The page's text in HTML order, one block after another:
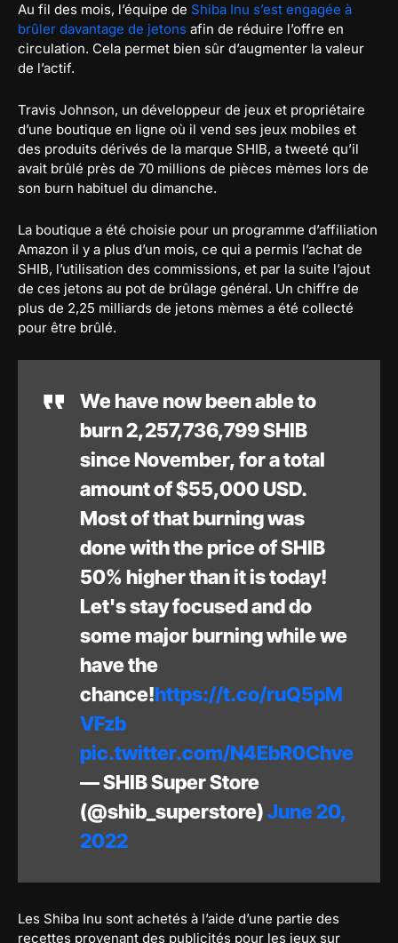
Au fil des mois, l’équipe de Shiba Inu s’est engagée à
brûler davantage de jetons afin de réduire l’offre en
circulation. Cela permet bien sûr d’augmenter la valeur
de l’actif.
Travis Johnson, un développeur de jeux et propriétaire
d’une boutique en ligne où il vend ses jeux mobiles et
des produits dérivés de la marque SHIB, a tweeté qu’il
avait brûlé près de 70 millions de pièces mèmes lors de
son burn habituel du dimanche.
La boutique a été choisie pour un programme d’affiliation
Amazon il y a plus d’un mois, ce qui a permis l’achat de
SHIB, l’utilisation des commissions, et par la suite l’ajout
de ces jetons au pot de brûlage général. Un chiffre de
plus de 2,25 milliards de jetons mèmes a été collecté
pour être brûlé.
We have now been able to
burn 2,257,736,799 SHIB
since November, for a total
amount of $55,000 USD.
Most of that burning was
done with the price of SHIB
50% higher than it is today!
Let's stay focused and do
some major burning while we
have the
chance!https://t.co/ruQ5pM
VFzb
pic.twitter.com/N4EbR0Chve
— SHIB Super Store
(@shib_superstore)June 20,
2022
Les Shiba Inu sont achetés à l’aide d’une partie des
recettes provenant des publicités pour les jeux sur